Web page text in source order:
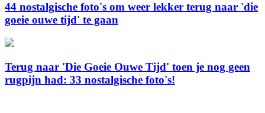
44 nostalgische foto's om weer lekker terug naar 'die
goeie ouwe tijd' te gaan
Terug naar 'Die Goeie Ouwe Tijd' toen je nog geen
rugpijn had: 33 nostalgische foto's!